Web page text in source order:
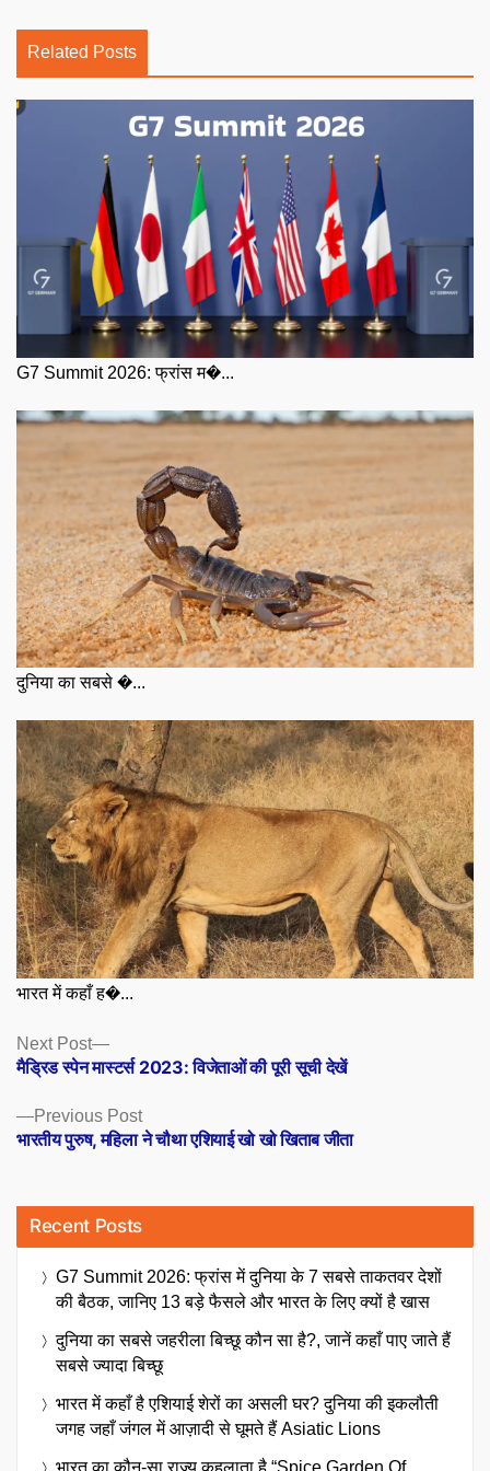
Related Posts
G7 Summit 2026: फ्रांस म�...
दुनिया का सबसे �...
भारत में कहाँ ह�...
Posts
navigation
Previous PostPrevious
post:
भारतीय पुरुष, महिला ने चौथा एशियाई खो खो खिताब जीता
Next Post
Next
post:
मैड्रिड स्पेन मास्टर्स 2023: विजेताओं की पूरी सूची देखें
Recent Posts
G7 Summit 2026: फ्रांस में दुनिया के 7 सबसे ताकतवर देशों
की बैठक, जानिए 13 बड़े फैसले और भारत के लिए क्यों है खास
दुनिया का सबसे जहरीला बिच्छू कौन सा है?, जानें कहाँ पाए जाते हैं
सबसे ज्यादा बिच्छू
भारत में कहाँ है एशियाई शेरों का असली घर? दुनिया की इकलौती
जगह जहाँ जंगल में आज़ादी से घूमते हैं Asiatic Lions
भारत का कौन-सा राज्य कहलाता है “Spice Garden Of